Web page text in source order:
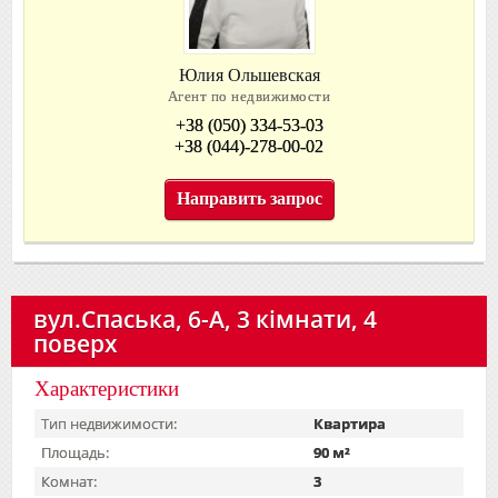
Юлия Ольшевская
Агент по недвижимости
+38 (050) 334-53-03
+38 (044)-278-00-02
Направить запрос
вул.Спаська, 6-А, 3 кімнати, 4
поверх
Характеристики
Тип недвижимости:
Квартира
Площадь:
90 м²
Комнат:
3